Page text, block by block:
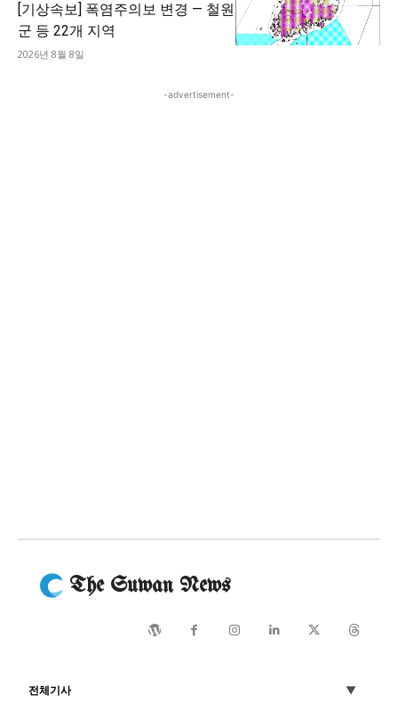
[기상속보] 폭염주의보 변경 — 철원
군 등 22개 지역
2026년 8월 8일
-advertisement-
The Suwan News
전체기사